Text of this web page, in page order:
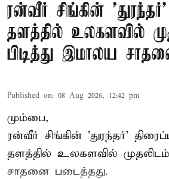
ரன்வீர் சிங்கின்
தளத்தில் உலகளவில்
பிடித்து இமாலய
Published on: 08 Aug 2026, 12:42 pm
மும்பை,
ரன்வீர் சிங்கின் 'துரந்தர்'
தளத்தில் உலகளவில் முதலிடம்
சாதனை படைத்தது.